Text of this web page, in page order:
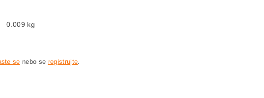
0.009 kg
se nebo se registrujte.